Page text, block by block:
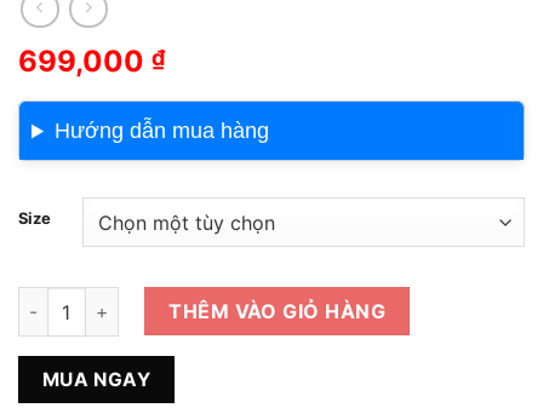
699,000 ₫
Hướng dẫn mua hàng
Size
Giày 2hand Đá Bóng 2hand Hiệu Nike số lượng
THÊM VÀO GIỎ HÀNG
MUA NGAY